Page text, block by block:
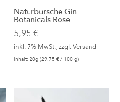
Naturbursche Gin
Botanicals Rose
5,95€
inkl. 7% MwSt., zzgl.Versand
Inhalt: 20g (29,75€ / 100 g)